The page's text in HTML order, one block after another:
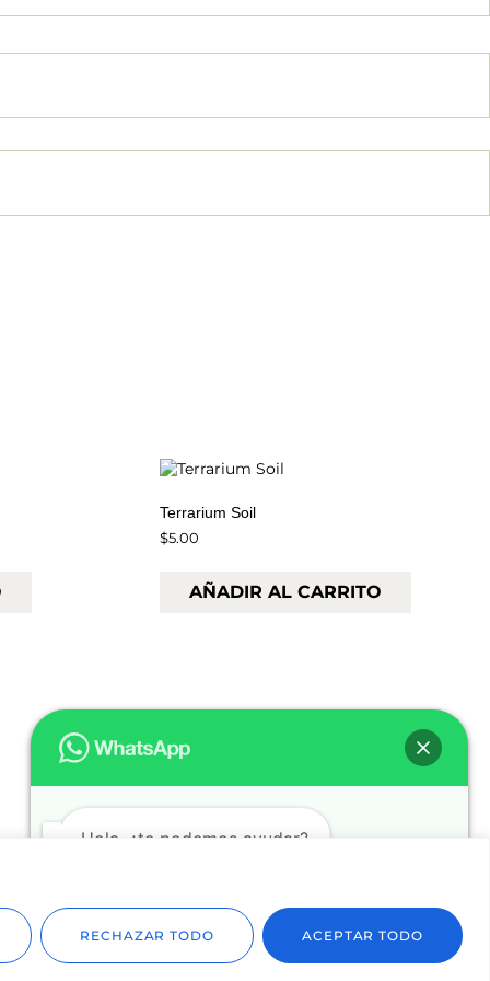
RECHAZAR TODO ACEPTAR TODO
Terrarium Soil
$5.00
AÑADIR AL CARRITO
Hola, ¿te podemos ayudar?
Abrir chat